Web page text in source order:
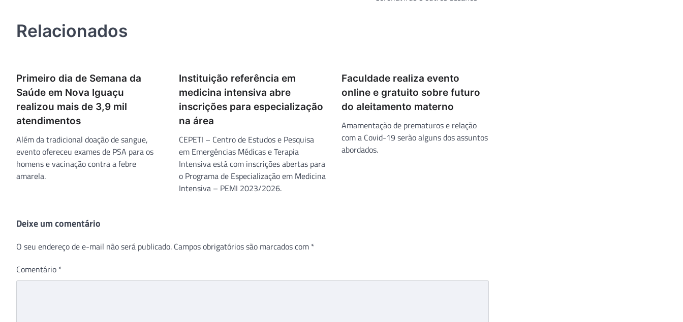
Relacionados
Primeiro dia de Semana da
Saúde em Nova Iguaçu
realizou mais de 3,9 mil
atendimentos
Além da tradicional doação de sangue,
evento ofereceu exames de PSA para os
homens e vacinação contra a febre
amarela.
Instituição referência em
medicina intensiva abre
inscrições para especialização
na área
CEPETI – Centro de Estudos e Pesquisa
em Emergências Médicas e Terapia
Intensiva está com inscrições abertas para
o Programa de Especialização em Medicina
Intensiva – PEMI 2023/2026.
Faculdade realiza evento
online e gratuito sobre futuro
do aleitamento materno
Amamentação de prematuros e relação
com a Covid-19 serão alguns dos assuntos
abordados.
Deixe um comentário
O seu endereço de e-mail não será publicado. Campos obrigatórios são marcados com *
Comentário *